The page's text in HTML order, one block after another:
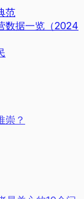
范
数据一览（2024
崇？